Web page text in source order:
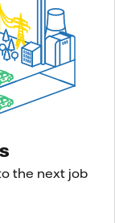
the next job